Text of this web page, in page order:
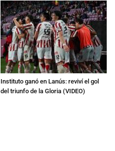
Instituto ganó en Lanús: reviví el gol
del triunfo de la Gloria (VIDEO)